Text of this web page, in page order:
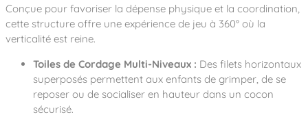
L’éco-conception de nos jeux
La végétalisation des cours d’école
Nos matériaux
Nos fonctions ludiques & sportives
Nos sols amortissants
Les questions fréquentes
Catalogues
Conçue pour favoriser la dépense physique et la coordination,
cette structure offre une expérience de jeu à 360° où la
verticalité est reine.
Toiles de Cordage Multi-Niveaux : Des filets horizontaux
superposés permettent aux enfants de grimper, de se
reposer ou de socialiser en hauteur dans un cocon
sécurisé.